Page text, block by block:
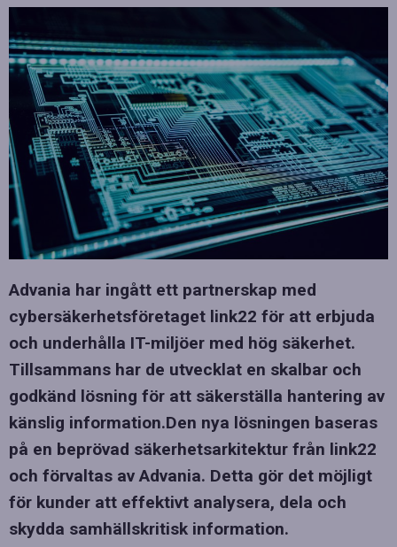
Advania har ingått ett partnerskap med
cybersäkerhetsföretaget link22 för att erbjuda
och underhålla IT-miljöer med hög säkerhet.
Tillsammans har de utvecklat en skalbar och
godkänd lösning för att säkerställa hantering av
känslig information.Den nya lösningen baseras
på en beprövad säkerhetsarkitektur från link22
och förvaltas av Advania. Detta gör det möjligt
för kunder att effektivt analysera, dela och
skydda samhällskritisk information.